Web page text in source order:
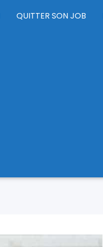
QUITTER SON JOB